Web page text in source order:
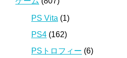
PS Vita (1)
PS4 (162)
PSトロフィー (6)